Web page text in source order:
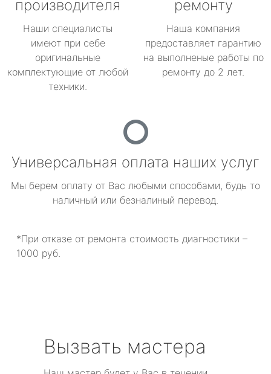
производителя
Наши специалисты
имеют при себе
оригинальные
комплектующие от любой
техники.
ремонту
Наша компания
предоставляет гарантию
на выполненые работы по
ремонту до 2 лет.
Универсальная оплата наших услуг
Мы берем оплату от Вас любыми способами, будь то
наличный или безналиный перевод.
*При отказе от ремонта стоимость диагностики –
1000 руб.
Вызвать мастера